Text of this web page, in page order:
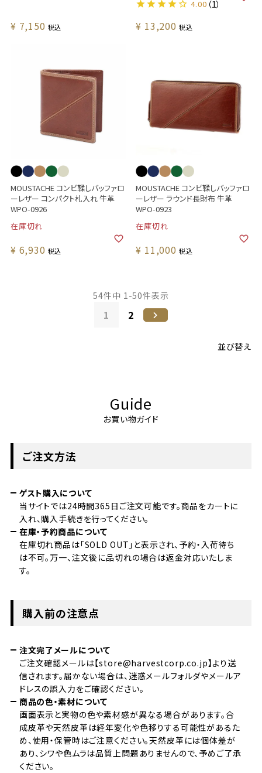
¥ 7,150 税込 ¥ 13,200 税込
4.00 （1）
MOUSTACHE コンビ鞣しバッファロ
ーレザー コンパクト札入れ 牛革
WPO-0926
在庫切れ
¥ 6,930 税込
MOUSTACHE コンビ鞣しバッファロ
ーレザー ラウンド長財布 牛革
WPO-0923
在庫切れ
¥ 11,000 税込
並び替え
54件中 1-50件表示
1 2
Guide
お買い物ガイド
ご注文方法
ゲスト購入について
当サイトでは24時間365日ご注文可能です。商品をカートに
入れ、購入手続きを行ってください。
在庫・予約商品について
在庫切れ商品は「SOLD OUT」と表示され、予約・入荷待ち
は不可。万一、注文後に品切れの場合は返金対応いたしま
す。
購入前の注意点
注文完了メールについて
ご注文確認メールは【store@harvestcorp.co.jp】より送
信されます。届かない場合は、迷惑メールフォルダやメールア
ドレスの誤入力をご確認ください。
商品の色・素材について
画面表示と実物の色や素材感が異なる場合があります。合
成皮革や天然皮革は経年変化や色移りする可能性があるた
め、使用・保管時はご注意ください。天然皮革には個体差が
あり、シワや色ムラは品質上問題ありませんので、予めご了承
ください。